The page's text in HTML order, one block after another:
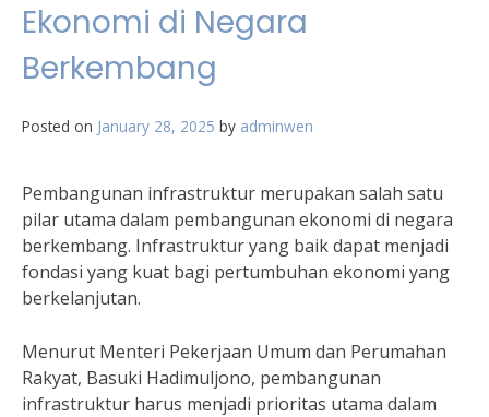
Ekonomi di Negara
Berkembang
Posted on January 28, 2025 by adminwen
Pembangunan infrastruktur merupakan salah satu
pilar utama dalam pembangunan ekonomi di negara
berkembang. Infrastruktur yang baik dapat menjadi
fondasi yang kuat bagi pertumbuhan ekonomi yang
berkelanjutan.
Menurut Menteri Pekerjaan Umum dan Perumahan
Rakyat, Basuki Hadimuljono, pembangunan
infrastruktur harus menjadi prioritas utama dalam